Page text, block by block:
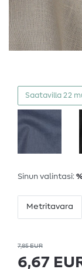
Saatavilla 22
Sinun valintasi:
Metritavara
7,85 EUR
6,67